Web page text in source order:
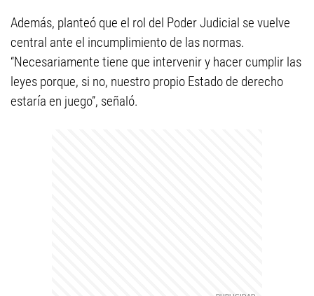
Además, planteó que el rol del Poder Judicial se vuelve
central ante el incumplimiento de las normas.
“Necesariamente tiene que intervenir y hacer cumplir las
leyes porque, si no, nuestro propio Estado de derecho
estaría en juego”, señaló.